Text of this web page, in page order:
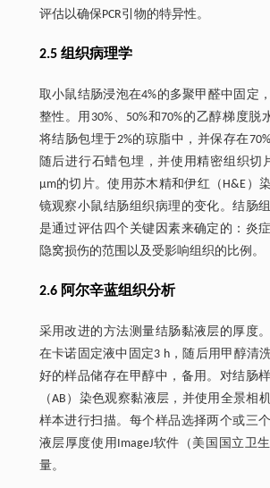
评估以确保PCR引物的特异性。
2.5 组织病理学
取小鼠结肠浸泡在4%的多聚甲醛中固定
整性。用30%、50%和70%的乙醇梯度脱
将结肠包埋于2%的琼脂中，并保存在
随后进行石蜡包埋，并使用精密组织切
μm的切片。使用苏木精和伊红（H&E）
镜观察小鼠结肠组织病理的变化。结肠
是通过评估四个关键因素来确定的：炎
隐窝损伤的范围以及受影响组织的比例。
2.6 阿尔辛蓝组织分析
采用改进的方法测量结肠黏液层的厚度
在卡诺固定液中固定3 h，随后用甲醇清
好的样品储存在甲醇中，备用。对结肠
（AB）染色观察黏液层，并使用全景相
样本进行扫描。每个样品选择两个或三
液层厚度使用ImageJ软件（美国国立卫
量。